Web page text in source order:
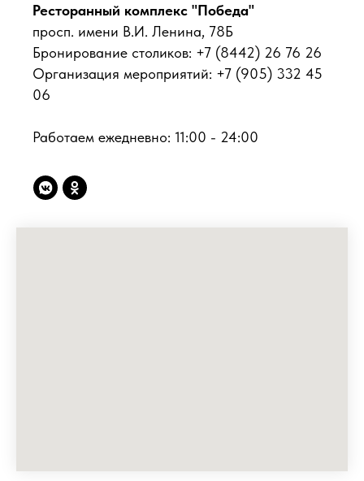
Ресторанный комплекс "Победа"
просп. имени В.И. Ленина, 78Б
Бронирование столиков: +7 (8442) 26 76 26
Организация мероприятий: +7 (905) 332 45
06
Работаем ежедневно: 11:00 - 24:00